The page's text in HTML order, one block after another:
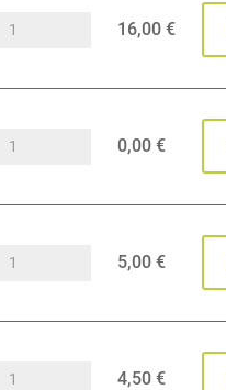
16,00€
0,00€
5,00€
4,50€